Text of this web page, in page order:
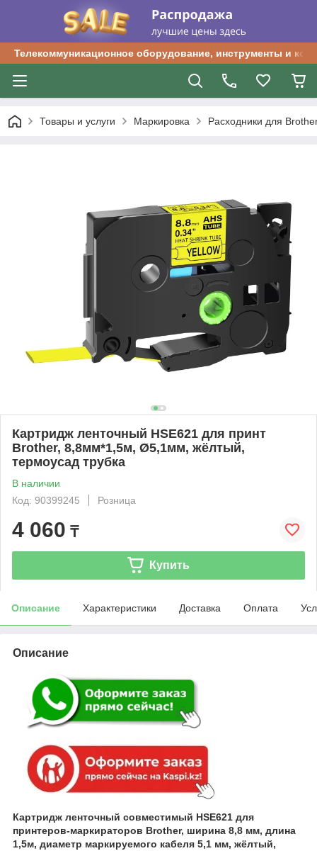
Телекоммуникационное оборудование, инструменты и
Товары и услуги Маркировка Расходники для
Картридж ленточный HSE621 для принт
Brother, 8,8мм*1,5м, Ø5,1мм, жёлтый,
термоусад трубка
В наличии
Код: 90399245
Розница
4 060 ₸
Купить
Описание Характеристики Доставка Оплата
Описание
Картридж ленточный совместимый HSE621 для
принтеров-маркираторов Brother, ширина 8,8 мм, длина
1,5м, диаметр маркируемого кабеля 5,1 мм, жёлтый,